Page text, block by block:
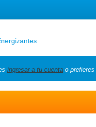
ingresar a tu cuenta o prefieres